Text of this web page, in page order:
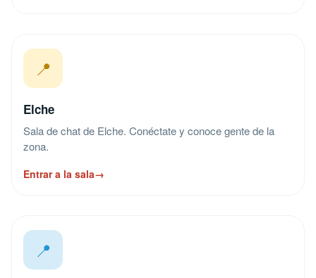
📍
Elche
Sala de chat de Elche. Conéctate y conoce gente de la
zona.
Entrar a la sala→
📍